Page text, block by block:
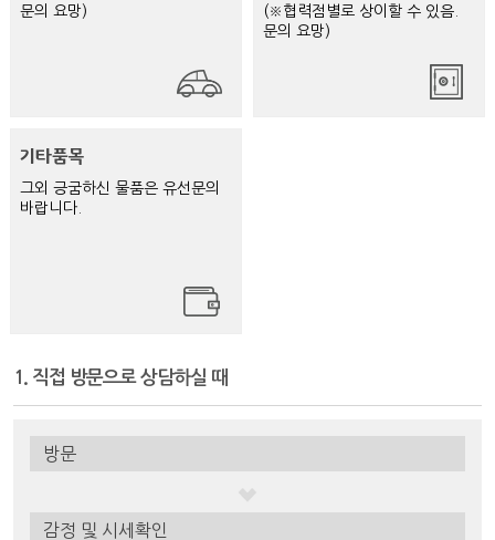
문의 요망)
(※협력점별로 상이할 수 있음.
문의 요망)
그외 긍굼하신 물품은 유선문의
바랍니다.
1. 직접 방문으로 상담하실 때
방문
감정 및 시세확인